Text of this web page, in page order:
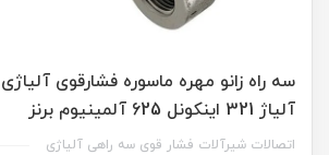
سه راه زانو مهره ماسوره فشارقوی
آلیاژ 321 اینکونل 625 آلمینیوم برنز
اتصالات شیرآلات فشار قوی سه راهی آلیاژی